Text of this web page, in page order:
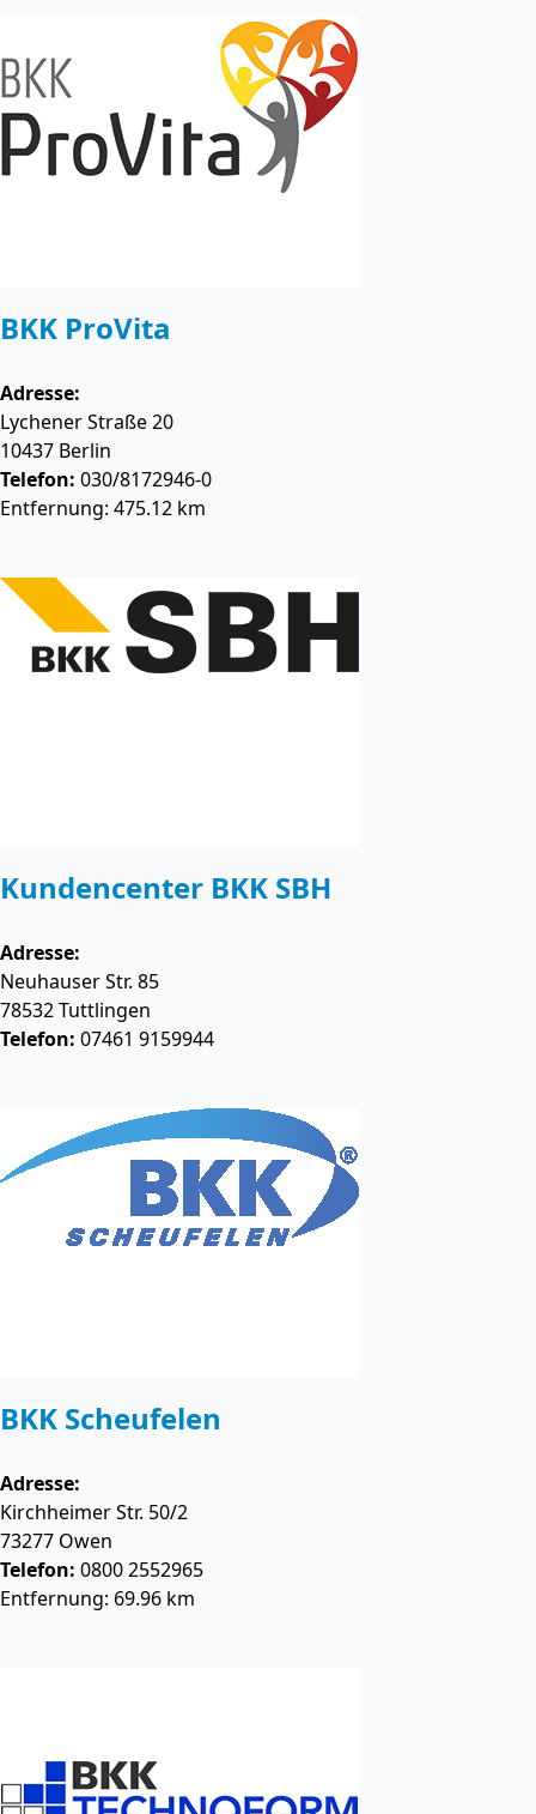
BKK ProVita
Adresse:
Lychener Straße 20
10437 Berlin
Telefon: 030/8172946-0
Entfernung: 475.12 km
Kundencenter BKK SBH
Adresse:
Neuhauser Str. 85
78532Tuttlingen
Telefon: 07461 9159944
BKK Scheufelen
Adresse:
Kirchheimer Str. 50/2
73277 Owen
Telefon: 0800 2552965
Entfernung: 69.96 km